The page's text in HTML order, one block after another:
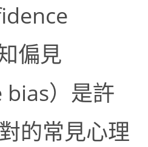
偏見
bias）是許
的常見心理